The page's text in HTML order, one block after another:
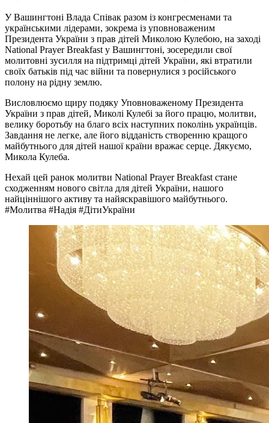
У Вашингтоні Влада Співак разом із конгресменами та
українськими лідерами, зокрема із уповноваженим
Президента України з прав дітей Миколою Кулебою, на заході
National Prayer Breakfast у Вашингтоні, зосередили свої
молитовні зусилля на підтримці дітей України, які втратили
своїх батьків під час війни та повернулися з російського
полону на рідну землю.
Висловлюємо щиру подяку Уповноваженому Президента
України з прав дітей, Миколі Кулебі за його працю, молитви,
велику боротьбу на благо всіх наступних поколінь українців.
Завдання не легке, але його відданість створенню кращого
майбутнього для дітей нашої країни вражає серце. Дякуємо,
Микола Кулеба.
Нехай цей ранок молитви National Prayer Breakfast стане
сходженням нового світла для дітей України, нашого
найціннішого активу та найяскравішого майбутнього.
#Молитва #Надія #ДітиУкраїни